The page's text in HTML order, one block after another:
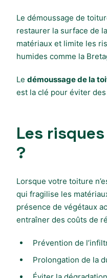
Le démoussage de
restaurer la surface de
matériaux et limite les
humides comme la
Le démoussage de la
est la clé pour éviter
Les
?
Lorsque votre toiture
qui fragilise les
présence de végétaux
entraîner des coûts de
Prévention de
Prolongation de la